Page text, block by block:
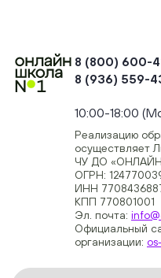
8 (800) 600-
8 (936) 559-
10:00-18:00
Реализацию
осуществляет
ЧУ ДО
ОГРН:
ИНН
КПП 770801001
Эл. почта:
Официальный
организации: